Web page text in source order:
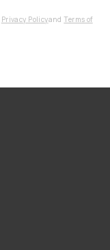
Privacy PolicyandTerms of